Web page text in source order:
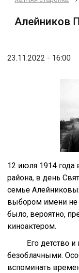
Алейников
23.11.2022 - 16:00
12 июля 1914
района, в день
семье
выбором имени не
было, вероятно,
киноактером.
Его детство
безоблачными.
вспоминать